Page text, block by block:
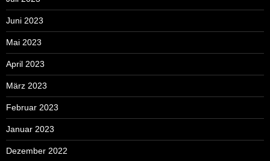
Juni 2023
Mai 2023
April 2023
März 2023
Februar 2023
Januar 2023
Dezember 2022